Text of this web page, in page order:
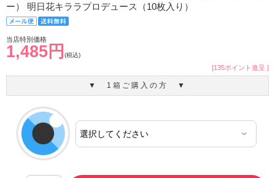
ー） 明日花キララプロデュース（10枚入り）
当店特別価格
1,485円 (税込)
[135ポイント進呈 ]
▼ 1箱ご購入の方 ▼